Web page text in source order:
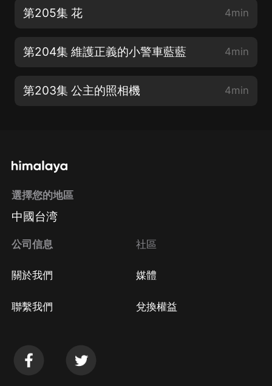
第205集 花 4min
第204集 維護正義的小警車藍藍 4min
第203集 公主的照相機 4min
選擇您的地區
中國台湾
公司信息
關於我們
聯繫我們
社區
媒體
兌換權益